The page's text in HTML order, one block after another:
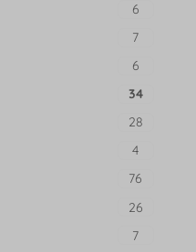
6
7
6
34
28
4
76
26
7